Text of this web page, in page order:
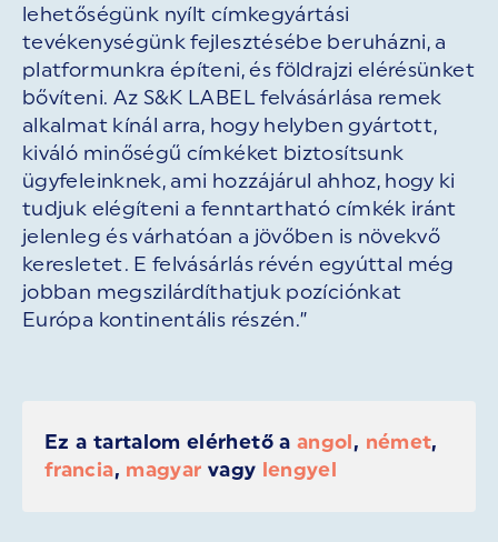
lehetőségünk nyílt címkegyártási
tevékenységünk fejlesztésébe beruházni, a
platformunkra építeni, és földrajzi elérésünket
bővíteni. Az S&K LABEL felvásárlása remek
alkalmat kínál arra, hogy helyben gyártott,
kiváló minőségű címkéket biztosítsunk
ügyfeleinknek, ami hozzájárul ahhoz, hogy ki
tudjuk elégíteni a fenntartható címkék iránt
jelenleg és várhatóan a jövőben is növekvő
keresletet. E felvásárlás révén egyúttal még
jobban megszilárdíthatjuk pozíciónkat
Európa kontinentális részén.”
Ez a tartalom elérhető a angol, német,
francia, magyar vagy lengyel